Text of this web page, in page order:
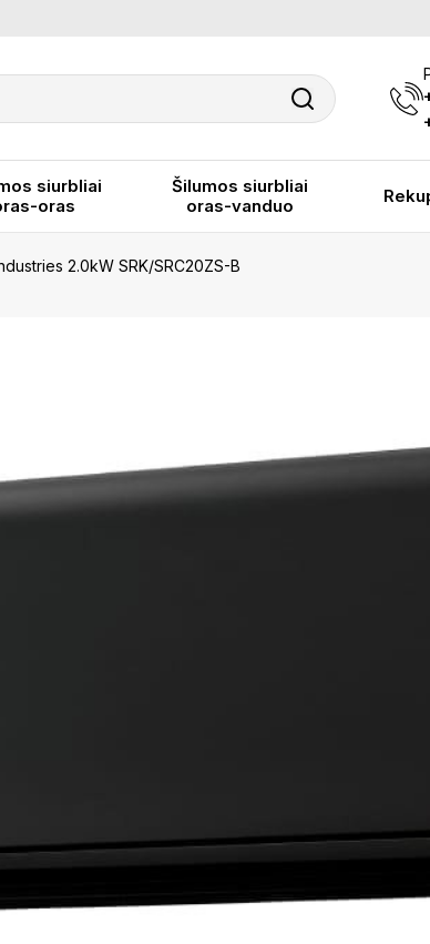
siurbliai
oras
Šilumos siurbliai
oras-vanduo
2.0kW SRK/SRC20ZS-B